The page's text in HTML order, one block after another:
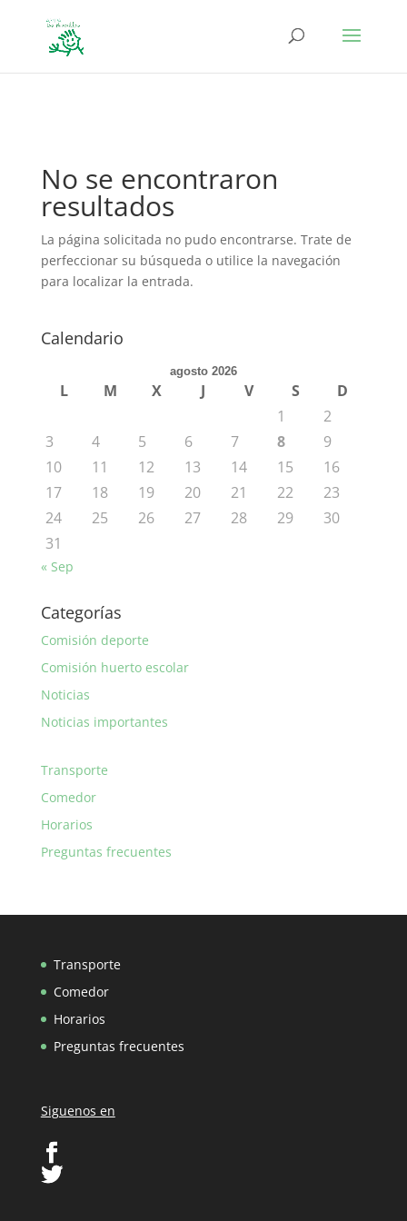
No se encontraron
resultados
La página solicitada no pudo encontrarse. Trate de
perfeccionar su búsqueda o utilice la navegación
para localizar la entrada.
Calendario
agosto 2026
L M X J V S
D
1
2
3
4 5 6 7 8
9
10
11 12 13 14 15
16
17
18 19 20 21 22
23
24
25 26 27 28 29
30
31
« Sep
Categorías
Comisión deporte
Comisión huerto escolar
Noticias
Noticias importantes
Transporte
Comedor
Horarios
Preguntas frecuentes
Transporte
Comedor
Horarios
Preguntas frecuentes
Siguenos en